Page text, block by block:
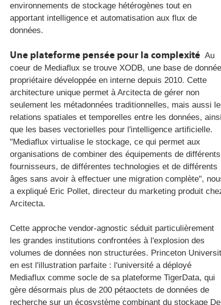
environnements de stockage hétérogènes tout en
apportant intelligence et automatisation aux flux de
données.
Une plateforme pensée pour la complexité Au
coeur de Mediaflux se trouve XODB, une base de
propriétaire développée en interne depuis 2010. Cette
architecture unique permet à Arcitecta de gérer non
seulement les métadonnées traditionnelles, mais aussi
relations spatiales et temporelles entre les données,
que les bases vectorielles pour l'intelligence artificielle.
"Mediaflux virtualise le stockage, ce qui permet aux
organisations de combiner des équipements de différents
fournisseurs, de différentes technologies et de différents
âges sans avoir à effectuer une migration complète",
a expliqué Eric Pollet, directeur du marketing produit
Arcitecta.
Cette approche vendor-agnostic séduit particulièrement
les grandes institutions confrontées à l'explosion des
volumes de données non structurées. Princeton
en est l'illustration parfaite : l'université a déployé
Mediaflux comme socle de sa plateforme TigerData, qui
gère désormais plus de 200 pétaoctets de données de
recherche sur un écosystème combinant du stockage